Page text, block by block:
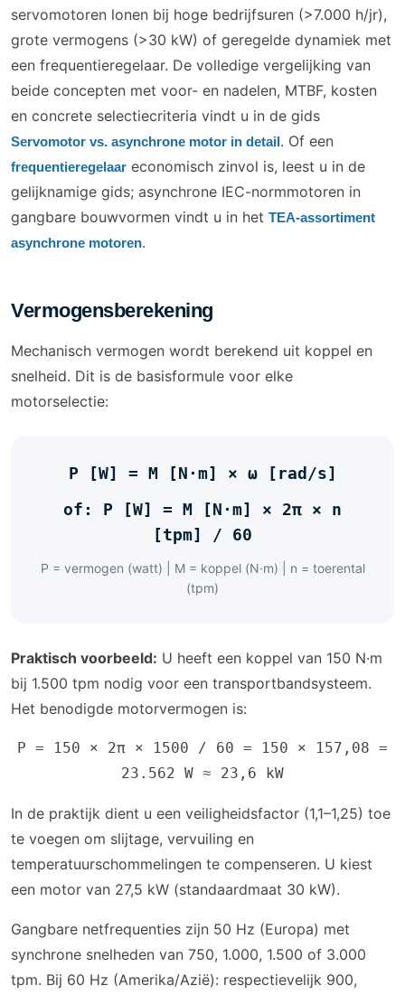
servomotoren lonen bij hoge bedrijfsuren (>7.000 h/jr),
grote vermogens (>30 kW) of geregelde dynamiek met
een frequentieregelaar. De volledige vergelijking van
beide concepten met voor- en nadelen, MTBF, kosten
en concrete selectiecriteria vindt u in de gids
Servomotor vs. asynchrone motor in detail. Of een
frequentieregelaar economisch zinvol is, leest u in de
gelijknamige gids; asynchrone IEC-normmotoren in
gangbare bouwvormen vindt u in het TEA-assortiment
asynchrone motoren.
Vermogensberekening
Mechanisch vermogen wordt berekend uit koppel en
snelheid. Dit is de basisformule voor elke
motorselectie:
P [W] = M [N·m] × ω [rad/s]
of: P [W] = M [N·m] × 2π × n
[tpm] / 60
P = vermogen (watt) | M = koppel (N·m) | n = toerental
(tpm)
Praktisch voorbeeld: U heeft een koppel van 150 N·m
bij 1.500 tpm nodig voor een transportbandsysteem.
Het benodigde motorvermogen is:
P = 150 × 2π × 1500 / 60 = 150 × 157,08 =
23.562 W ≈ 23,6 kW
In de praktijk dient u een veiligheidsfactor (1,1–1,25) toe
te voegen om slijtage, vervuiling en
temperatuurschommelingen te compenseren. U kiest
een motor van 27,5 kW (standaardmaat 30 kW).
Gangbare netfrequenties zijn 50 Hz (Europa) met
synchrone snelheden van 750, 1.000, 1.500 of 3.000
tpm. Bij 60 Hz (Amerika/Azië): respectievelijk 900,